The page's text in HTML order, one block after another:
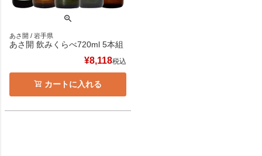
あさ開 / 岩手県
あさ開 飲みくらべ720ml 5本組
¥8,118税込
カートに入れる